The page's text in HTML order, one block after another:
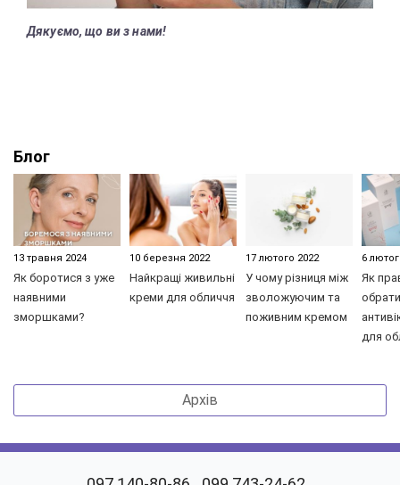
Дякуємо, що ви з нами!
Блог
13 травня 2024
Як боротися з уже
наявними
зморшками?
10 березня 2022
Найкращі живильні
креми для обличчя
17 лютого 2022
У чому різниця між
зволожуючим та
поживним кремом
6
Як
для
Архів